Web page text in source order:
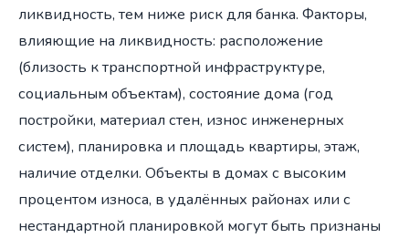
ликвидность, тем ниже риск для банка. Факторы,
влияющие на ликвидность: расположение
(близость к транспортной инфраструктуре,
социальным объектам), состояние дома (год
постройки, материал стен, износ инженерных
систем), планировка и площадь квартиры, этаж,
наличие отделки. Объекты в домах с высоким
процентом износа, в удалённых районах или с
нестандартной планировкой могут быть признаны